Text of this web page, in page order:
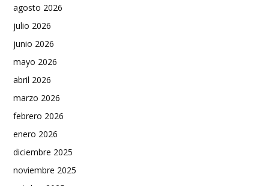
agosto 2026
julio 2026
junio 2026
mayo 2026
abril 2026
marzo 2026
febrero 2026
enero 2026
diciembre 2025
noviembre 2025